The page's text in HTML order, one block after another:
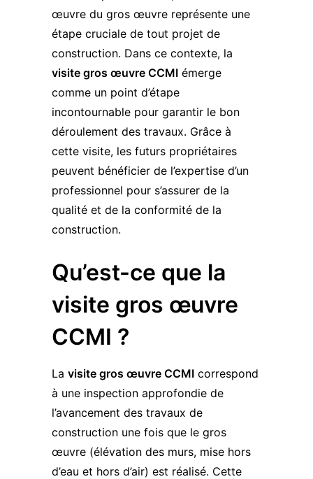
œuvre du gros œuvre représente une
étape cruciale de tout projet de
construction. Dans ce contexte, la
visite gros œuvre CCMI émerge
comme un point d’étape
incontournable pour garantir le bon
déroulement des travaux. Grâce à
cette visite, les futurs propriétaires
peuvent bénéficier de l’expertise d’un
professionnel pour s’assurer de la
qualité et de la conformité de la
construction.
Qu’est-ce que la
visite gros œuvre
CCMI ?
La visite gros œuvre CCMI correspond
à une inspection approfondie de
l’avancement des travaux de
construction une fois que le gros
œuvre (élévation des murs, mise hors
d’eau et hors d’air) est réalisé. Cette